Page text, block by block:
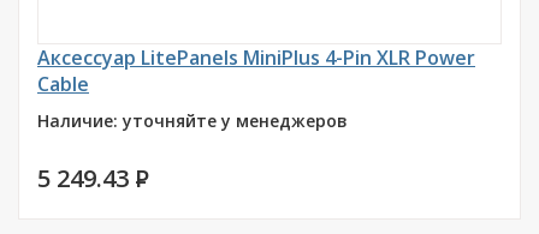
Аксессуар LitePanels MiniPlus 4-Pin XLR Power
Cable
Наличие: уточняйте у менеджеров
5 249.43 P